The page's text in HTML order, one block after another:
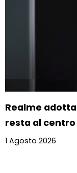
Realme adotta
resta al
1 Agosto 2026